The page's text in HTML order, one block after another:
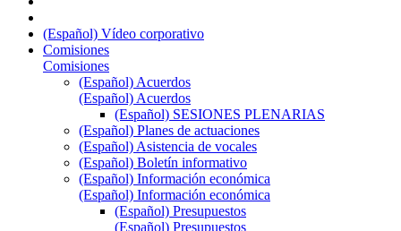
(Español) Vídeo corporativo
Comisiones
Comisiones
(Español) Acuerdos
(Español) Acuerdos
(Español) SESIONES PLENARIAS
(Español) Planes de actuaciones
(Español) Asistencia de vocales
(Español) Boletín informativo
(Español) Información económica
(Español) Información económica
(Español) Presupuestos
(Español) Presupuestos